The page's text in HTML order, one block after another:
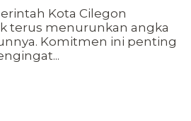
Kota Cilegon
terus menurunkan angka
Komitmen ini penting